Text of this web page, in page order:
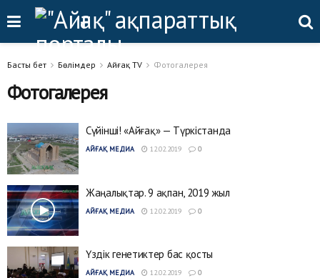
Басты бет Бөлімдер Айғақ TV Фотогалерея
Фотогалерея
Сүйінші! «Айғақ» — Түркістанда
АЙҒАҚ МЕДИА 12.02.2019 0
Жаңалықтар. 9 ақпан, 2019 жыл
АЙҒАҚ МЕДИА 12.02.2019 0
Үздік генетиктер бас қосты
АЙҒАҚ МЕДИА 12.02.2019 0